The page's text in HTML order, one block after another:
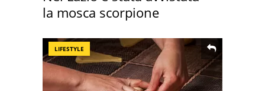
la mosca scorpione
LIFESTYLE